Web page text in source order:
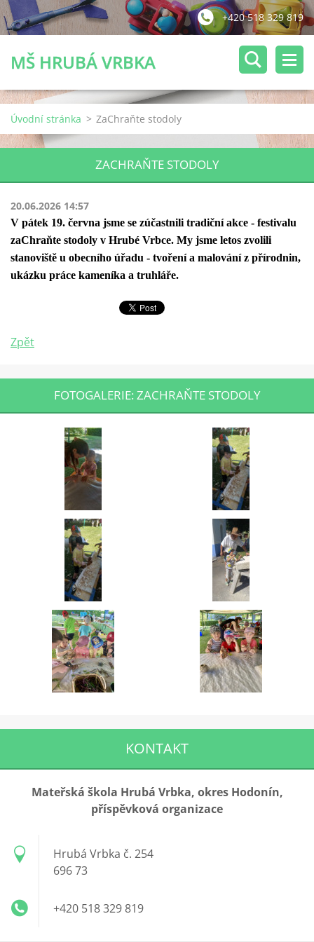
+420 518 329 819
MŠ HRUBÁ VRBKA
Úvodní stránka > ZaChraňte stodoly
ZACHRAŇTE STODOLY
20.06.2026 14:57
V pátek 19. června jsme se zúčastnili tradiční akce - festivalu
zaChraňte stodoly v Hrubé Vrbce. My jsme letos zvolili
stanoviště u obecního úřadu - tvoření a malování z přírodnin,
ukázku práce kameníka a truhláře.
Zpět
FOTOGALERIE: ZACHRAŇTE STODOLY
KONTAKT
Mateřská škola Hrubá Vrbka, okres Hodonín,
příspěvková organizace
Hrubá Vrbka č. 254
696 73
+420 518 329 819